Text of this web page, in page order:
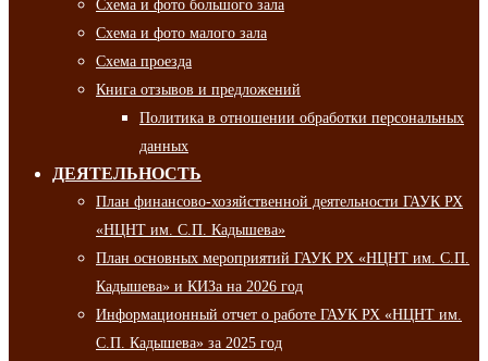
Схема и фото большого зала
Схема и фото малого зала
Схема проезда
Книга отзывов и предложений
Политика в отношении обработки персональных
данных
ДЕЯТЕЛЬНОСТЬ
План финансово-хозяйственной деятельности ГАУК РХ
«НЦНТ им. С.П. Кадышева»
План основных мероприятий ГАУК РХ «НЦНТ им. С.П.
Кадышева» и КИЗа на 2026 год
Информационный отчет о работе ГАУК РХ «НЦНТ им.
С.П. Кадышева» за 2025 год